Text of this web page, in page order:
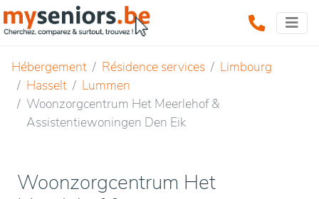
Hébergement Résidence services
Limbourg
Hasselt
Lummen
Woonzorgcentrum Het Meerlehof &
Assistentiewoningen Den Eik
Woonzorgcentrum Het